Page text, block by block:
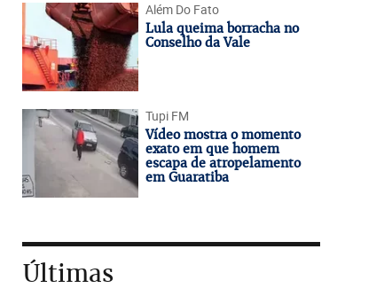
Além Do Fato
Lula queima borracha no
Conselho da Vale
Tupi FM
Vídeo mostra o momento
exato em que homem
escapa de atropelamento
em Guaratiba
Últimas